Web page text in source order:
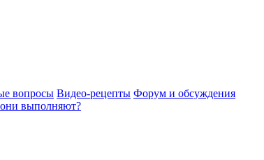
вопросы Видео-рецепты Форум и обсуждения
они выполняют?